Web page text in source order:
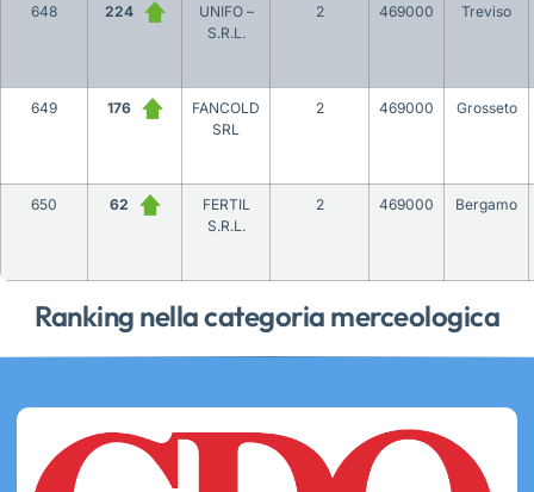
Ranking nella categoria merceologica
648 224
UNIFO –
S.R.L.
2 469000 Treviso
649 176
FANCOLD
SRL
2 469000 Grosseto
650 62
FERTIL
S.R.L.
2 469000 Bergamo